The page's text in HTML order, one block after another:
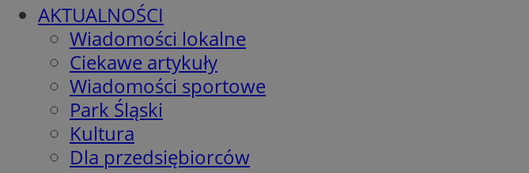
AKTUALNOŚCI
Wiadomości lokalne
Ciekawe artykuły
Wiadomości sportowe
Park Śląski
Kultura
Dla przedsiębiorców